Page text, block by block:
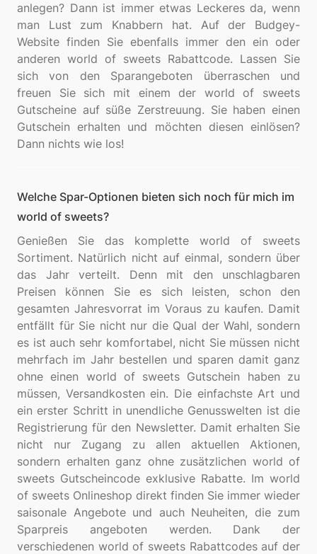
anlegen? Dann ist immer etwas Leckeres da, wenn
man Lust zum Knabbern hat. Auf der Budgey-
Website finden Sie ebenfalls immer den ein oder
anderen world of sweets Rabattcode. Lassen Sie
sich von den Sparangeboten überraschen und
freuen Sie sich mit einem der world of sweets
Gutscheine auf süße Zerstreuung. Sie haben einen
Gutschein erhalten und möchten diesen einlösen?
Welche Spar-Optionen bieten sich noch für mich im
world of sweets?
Genießen Sie das komplette world of sweets
Sortiment. Natürlich nicht auf einmal, sondern über
das Jahr verteilt. Denn mit den unschlagbaren
Preisen können Sie es sich leisten, schon den
gesamten Jahresvorrat im Voraus zu kaufen. Damit
entfällt für Sie nicht nur die Qual der Wahl, sondern
es ist auch sehr komfortabel, nicht Sie müssen nicht
mehrfach im Jahr bestellen und sparen damit ganz
ohne einen world of sweets Gutschein haben zu
müssen, Versandkosten ein. Die einfachste Art und
ein erster Schritt in unendliche Genusswelten ist die
Registrierung für den Newsletter. Damit erhalten Sie
nicht nur Zugang zu allen aktuellen Aktionen,
sondern erhalten ganz ohne zusätzlichen world of
sweets Gutscheincode exklusive Rabatte. Im world
of sweets Onlineshop direkt finden Sie immer wieder
saisonale Angebote und auch Neuheiten, die zum
Sparpreis angeboten werden. Dank der
verschiedenen world of sweets Rabattcodes auf der